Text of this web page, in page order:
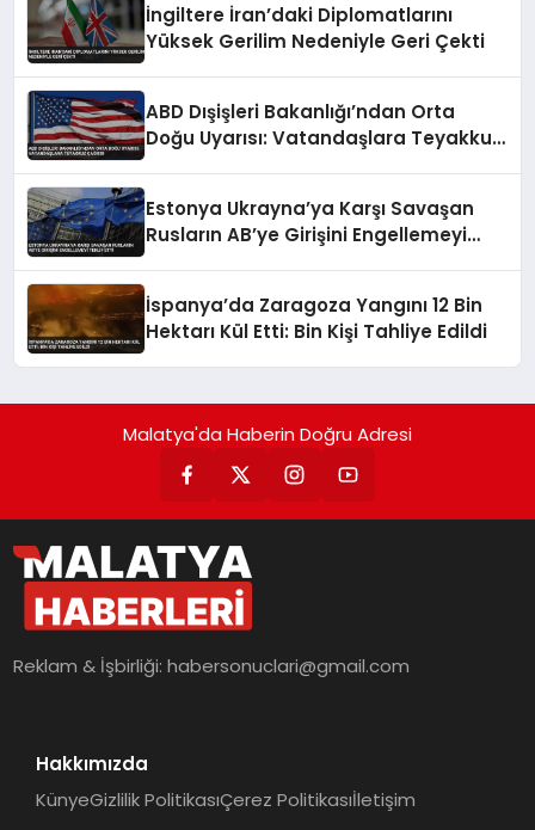
İngiltere İran’daki Diplomatlarını
Yüksek Gerilim Nedeniyle Geri Çekti
ABD Dışişleri Bakanlığı’ndan Orta
Doğu Uyarısı: Vatandaşlara Teyakkuz
Estonya Ukrayna’ya Karşı Savaşan
Rusların AB’ye Girişini Engellemeyi
İspanya’da Zaragoza Yangını 12 Bin
Hektarı Kül Etti: Bin Kişi Tahliye Edildi
Malatya'da Haberin Doğru Adresi
Reklam & İşbirliği:habersonuclari@gmail.com
Hakkımızda
KünyeGizlilik PolitikasıÇerez Politikasıİletişim